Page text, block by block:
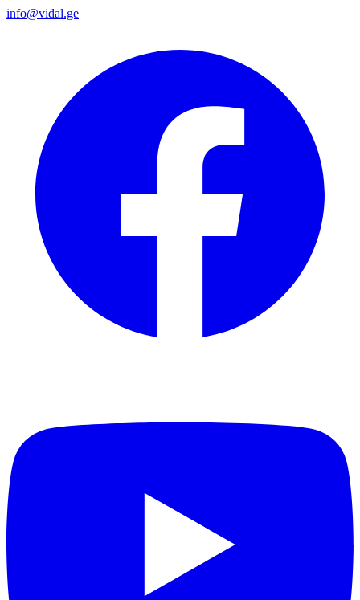
info@vidal.ge